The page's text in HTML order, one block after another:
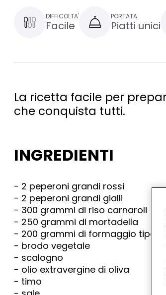
DIFFICOLTA'
Facile
PORTATA
Piatti unici
La ricetta facile per
che conquista tutti.
INGREDIENTI
- 2 peperoni grandi rossi
- 2 peperoni grandi gialli
- 300 grammi di riso carnaroli
- 250 grammi di mortadella
- 200 grammi di formaggio tipo
- brodo vegetale
- scalogno
- olio extravergine di oliva
- timo